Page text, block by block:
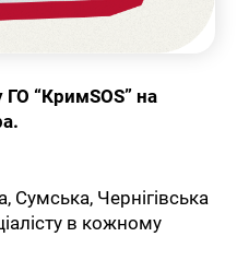
“КримSOS” на
Сумська, Чернігівська
в кожному